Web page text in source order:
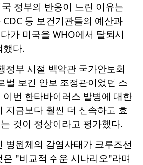
정부의 반응이 느린 이유는
등 보건기관들의 예산과
가 미국을 WHO에서 탈퇴시
했다.
정부 시절 백악관 국가안보회
벌 보건 안보 조정관이었던 스
이번 한타바이러스 발병에 대한
지금보다 훨씬 더 신속하고 효
것이 정상이라고 평가했다.
병원체의 감염사태가 크루즈선
"비교적 쉬운 시나리오"라며